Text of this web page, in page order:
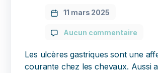
11 mars 2025
Aucun commentaire
Les ulcères gastriques sont une
courante chez les chevaux. Aussi